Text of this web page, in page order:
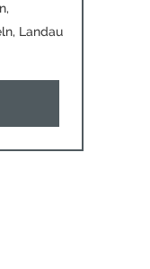
Landau